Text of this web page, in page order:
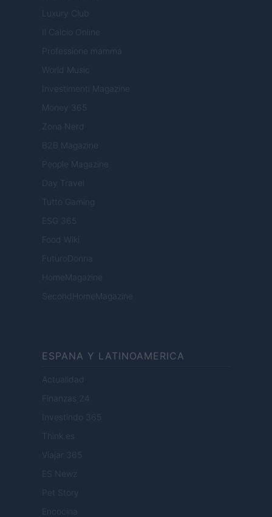
Luxury Club
Il Calcio Online
Professione mamma
World Music
Investimenti Magazine
Money 365
Zona Nerd
B2B Magazine
People Magazine
Day Travel
Tutto Gaming
ESG 365
Food Wiki
FuturoDonna
HomeMagazine
SecondHomeMagazine
ESPANA Y LATINOAMERICA
Actualidad
Finanzas 24
Investindo 365
Think.es
Viajar 365
ES Newz
Pet Story
Encocina